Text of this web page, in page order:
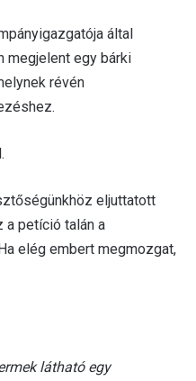
által
megjelent egy bárki
révén
eljuttatott
a petíció talán a
elég embert megmozgat,
látható egy